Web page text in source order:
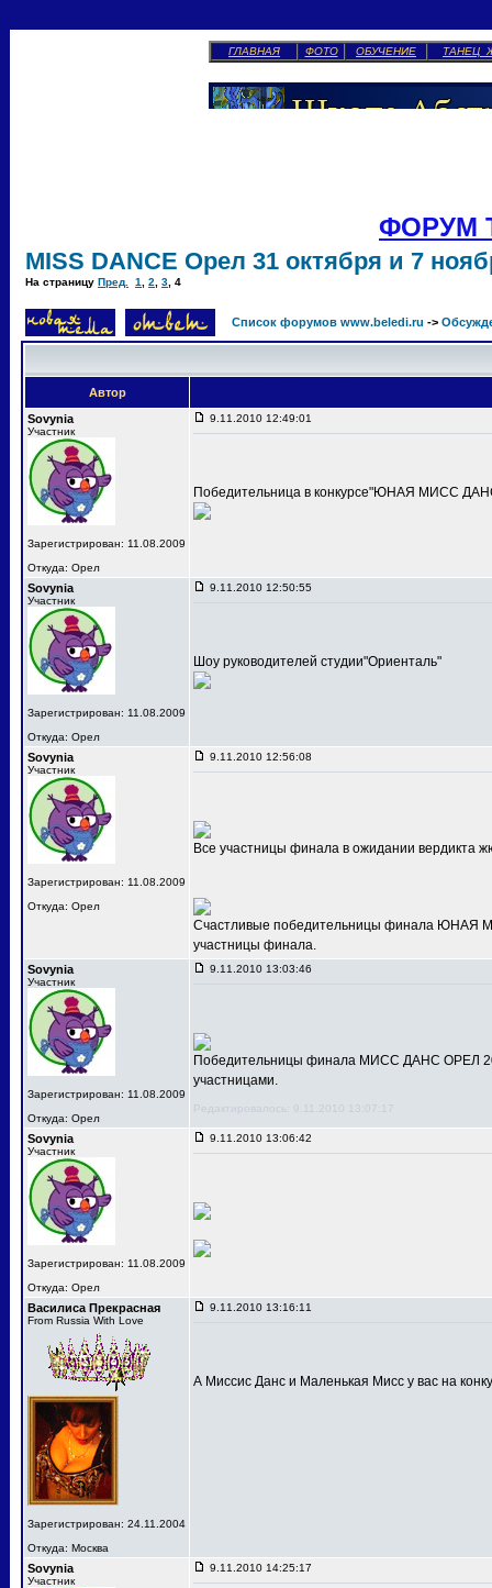
ГЛАВНАЯ ФОТО ОБУЧЕНИЕ ТАНЕЦ
ФОРУМ
MISS DANCE Орел 31 октября и 7
На страницу Пред. 1 2 3 4
Список форумов www.beledi.ru ->
Автор
Sovynia
Участник
Зарегистрирован: 11.08.2009
Откуда: Орел
9.11.2010 12:49:01
Победительница в конкурсе"ЮНАЯ МИСС
Sovynia
Участник
Зарегистрирован: 11.08.2009
Откуда: Орел
9.11.2010 12:50:55
Шоу руководителей студии"Ориенталь"
Sovynia
Участник
Зарегистрирован: 11.08.2009
Откуда: Орел
9.11.2010 12:56:08
Все участницы финала в ожидании вердикта
Счастливые победительницы финала ЮНАЯ
участницы финала.
Sovynia
Участник
Зарегистрирован: 11.08.2009
Откуда: Орел
9.11.2010 13:03:46
Победительницы финала МИСС ДАНС ОРЕЛ
участницами.
Редактировалось: 9.11.2010 13:07:17
Sovynia
Участник
Зарегистрирован: 11.08.2009
Откуда: Орел
9.11.2010 13:06:42
Василиса Прекрасная
From Russia With Love
Зарегистрирован: 24.11.2004
Откуда: Москва
9.11.2010 13:16:11
А Миссис Данс и Маленькая Мисс у вас на
Sovynia
Участник
9.11.2010 14:25:17